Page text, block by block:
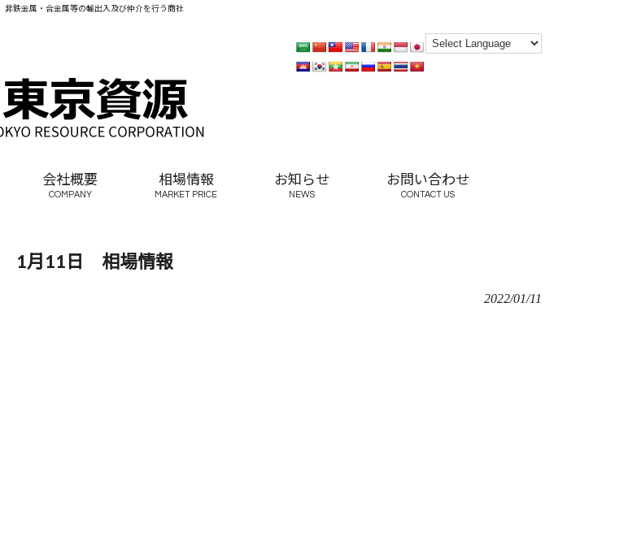
非鉄金属・合金属等の輸出入及び仲介を行う商社
会社概要
COMPANY
相場情報
MARKET PRICE
お知らせ
NEWS
お問い合わせ
CONTACT US
1月11日 相場情報
2022/01/11